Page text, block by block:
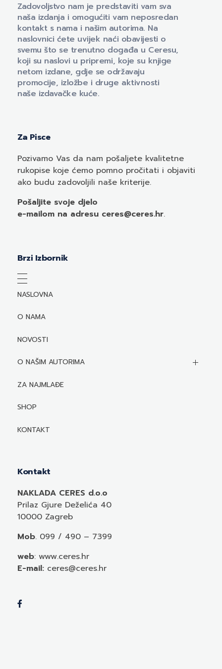
Zadovoljstvo nam je predstaviti vam sva
naša izdanja i omogućiti vam neposredan
kontakt s nama i našim autorima. Na
naslovnici ćete uvijek naći obavijesti o
svemu što se trenutno događa u Ceresu,
koji su naslovi u pripremi, koje su knjige
netom izdane, gdje se održavaju
promocije, izložbe i druge aktivnosti
naše izdavačke kuće.
Za Pisce
Pozivamo Vas da nam pošaljete kvalitetne
rukopise koje ćemo pomno pročitati i objaviti
ako budu zadovoljili naše kriterije.
Pošaljite svoje djelo
e-mailom na adresu ceres@ceres.hr.
Brzi Izbornik
NASLOVNA
O NAMA
NOVOSTI
O NAŠIM AUTORIMA
Biografije autora
Mediji o autorima i njihovim naslovima
ZA NAJMLAĐE
SHOP
KONTAKT
Kontakt
NAKLADA CERES d.o.o
Prilaz Gjure Deželića 40
10000 Zagreb
Mob. 099 / 490 – 7399
web: www.ceres.hr
E-mail: ceres@ceres.hr